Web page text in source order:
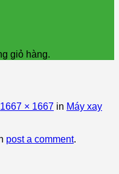
giỏ hàng.
1667 × 1667 in Máy xay
post a comment.